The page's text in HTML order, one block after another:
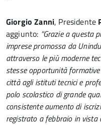
Giorgio Zanni, Presidente
aggiunto: “Grazie a questa
imprese promossa da
attraverso le più moderne
stesse opportunità
città agli istituti tecnici e
polo scolastico di grande
consistente aumento di
registrato a febbraio in vista